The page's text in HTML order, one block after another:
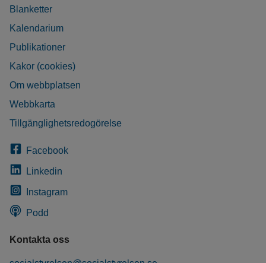
Blanketter
Kalendarium
Publikationer
Kakor (cookies)
Om webbplatsen
Webbkarta
Tillgänglighetsredogörelse
Facebook
Linkedin
Instagram
Podd
Kontakta oss